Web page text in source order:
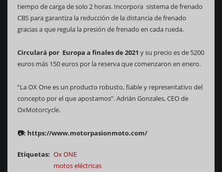
tiempo de carga de solo 2 horas. Incorpora sistema de frenado
CBS para garantiza la reducción de la distancia de frenado
gracias a que regula la presión de frenado en cada rueda.
Circulará por Europa a finales de 2021 y su precio es de 5200
euros más 150 euros por la reserva que comenzaron en enero.
“La OX One es un producto robusto, fiable y representativo del
concepto por el que apostamos”. Adrián Gonzales, CEO de
OxMotorcycle.
📷: https://www.motorpasionmoto.com/
Etiquetas
Ox ONE
motos eléctricas